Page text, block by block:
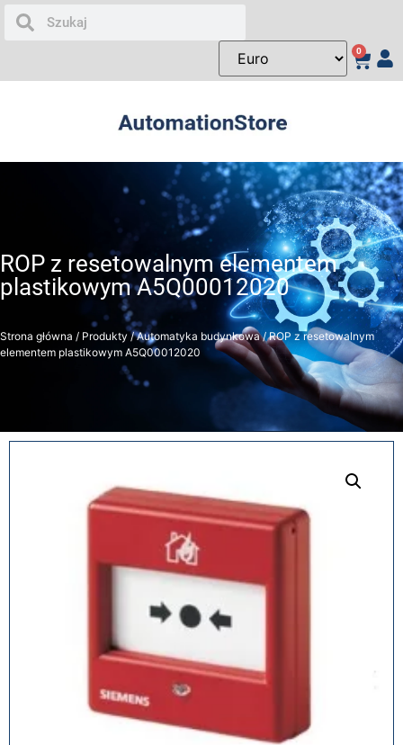
0
ROP z resetowalnym elementem
plastikowym A5Q00012020
Strona główna / Produkty /Automatyka budynkowa/ ROP z resetowalnym
elementem plastikowym A5Q00012020